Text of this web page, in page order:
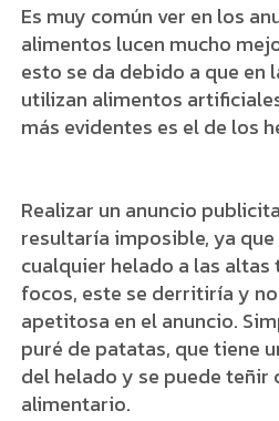
Es muy común ver en los
alimentos lucen mucho
esto se da debido a que en
utilizan alimentos
más evidentes es el de los
Realizar un anuncio
resultaría imposible, ya
cualquier helado a las
focos, este se derritiría y
apetitosa en el anuncio.
puré de patatas, que tiene
del helado y se puede teñir
alimentario.